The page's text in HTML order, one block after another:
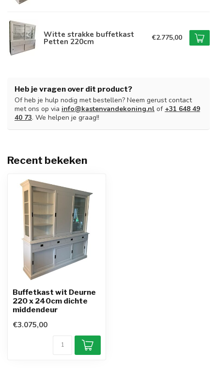
Witte strakke buffetkast
Petten 220cm €2.775,00
Heb je vragen over dit product?
Of heb je hulp nodig met bestellen? Neem gerust contact
met ons op via info@kastenvandekoning.nl of +31 648 49
40 73. We helpen je graag!!
Recent bekeken
Buffetkast wit Deurne
220 x 240cm dichte
middendeur
€3.075,00